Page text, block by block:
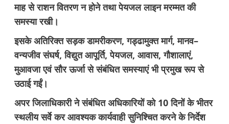
माह से राशन वितरण न होने तथा पेयजल लाइन मरम्मत की
समस्या रखी।
इसके अतिरिक्त सड़क डामरीकरण, गड्ढामुक्त मार्ग, मानव–
वन्यजीव संघर्ष, विद्युत आपूर्ति, पेयजल, आवास, गौशालाएं,
मुआवजा एवं सौर ऊर्जा से संबंधित समस्याएं भी प्रमुख रूप से
उठाई गईं।
अपर जिलाधिकारी ने संबंधित अधिकारियों को 10 दिनों के भीतर
स्थलीय सर्वे कर आवश्यक कार्यवाही सुनिश्चित करने के निर्देश